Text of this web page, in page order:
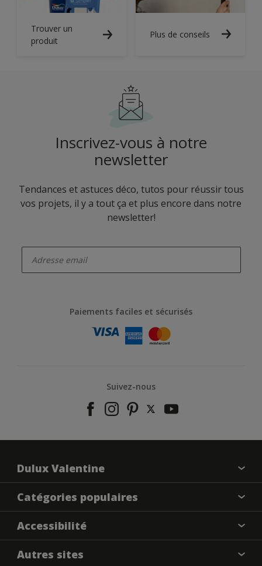
Trouver un
produit
Plus de conseils
Inscrivez-vous à notre
newsletter
Tendances et astuces déco, tutos pour réussir tous
vos projets, il y a tout ça et plus encore dans notre
newsletter!
Paiements faciles et sécurisés
Suivez-nous
Dulux Valentine
À propos de nous
Contactez-nous
Annulation et Retour
Catégories populaires
Nos couleurs
Produits
Inspirations
Accessibilité
Précision des couleurs
Autres sites